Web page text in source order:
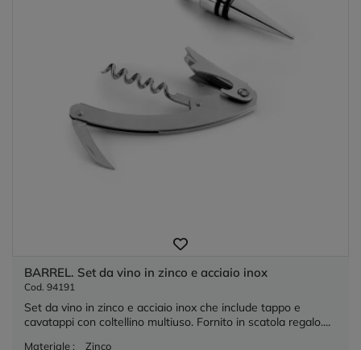
BARREL. Set da vino in zinco e acciaio inox
Cod. 94191
Set da vino in zinco e acciaio inox che include tappo e
cavatappi con coltellino multiuso. Fornito in scatola regalo....
Materiale :
Zinco